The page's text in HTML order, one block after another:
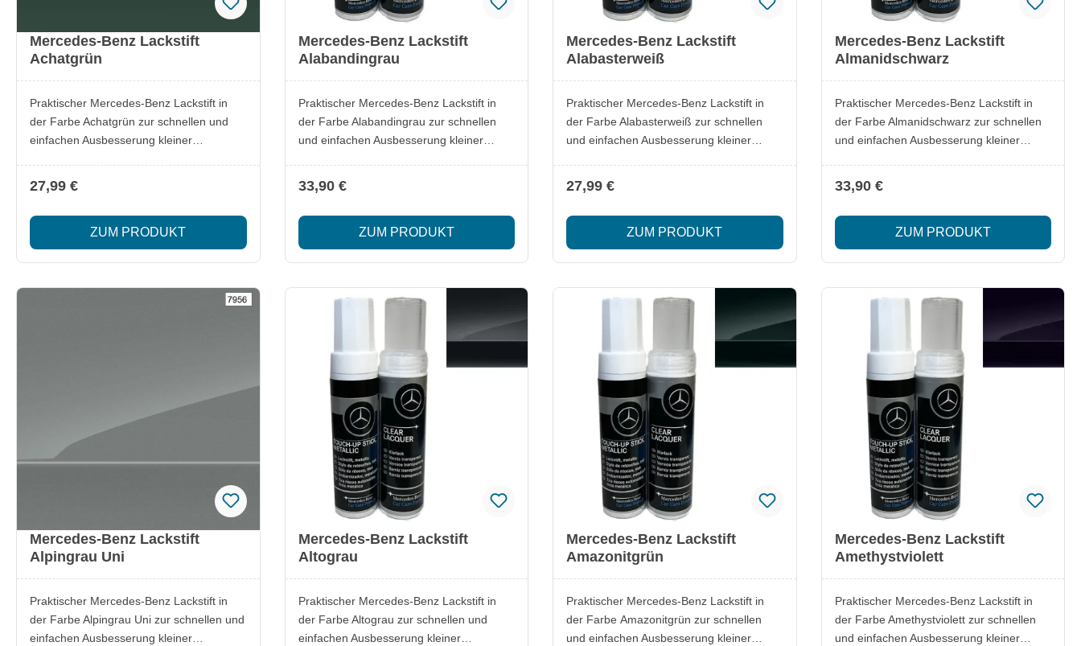
Mercedes-Benz Lackstift
Achatgrün
Praktischer Mercedes-Benz Lackstift in
der Farbe Achatgrün zur schnellen und
einfachen Ausbesserung kleiner
und den Originalfarbton zu erhalten.
Lieferumfang: 1x Mercedes-Benz Lackstift
Mercedes-Benz Qualität Passgenauer
Einfache Anwendung für schnelle
27,99 €
ZUM PRODUKT
Mercedes-Benz Lackstift
Alabandingrau
Praktischer Mercedes-Benz Lackstift in
der Farbe Alabandingrau zur schnellen
und einfachen Ausbesserung kleiner
und den Originalfarbton zu erhalten.
Lieferumfang: 1x Mercedes-Benz Lackstift
Alabandingrau Besonderheiten: Original
Mercedes-Benz Qualität Passgenauer
Einfache Anwendung für schnelle
33,90 €
ZUM PRODUKT
Mercedes-Benz Lackstift
Alabasterweiß
Praktischer Mercedes-Benz Lackstift in
der Farbe Alabasterweiß zur schnellen
und einfachen Ausbesserung kleiner
und den Originalfarbton zu erhalten.
Lieferumfang: 1x Mercedes-Benz Lackstift
Alabasterweiß Besonderheiten: Original
Mercedes-Benz Qualität Passgenauer
Einfache Anwendung für schnelle
Sicherheitsinformationen Lackstift im
beiliegenden Datenblatt.
27,99 €
ZUM PRODUKT
Mercedes-Benz Lackstift
Almanidschwarz
Praktischer Mercedes-Benz Lackstift in
der Farbe Almanidschwarz zur schnellen
und einfachen Ausbesserung kleiner
und den Originalfarbton zu erhalten.
Lieferumfang: 1x Mercedes-Benz Lackstift
Almanidschwarz Besonderheiten: Original
Mercedes-Benz Qualität Passgenauer
Einfache Anwendung für schnelle
33,90 €
ZUM PRODUKT
Mercedes-Benz Lackstift
Alpingrau Uni
Praktischer Mercedes-Benz Lackstift in
der Farbe Alpingrau Uni zur schnellen und
einfachen Ausbesserung kleiner
Mercedes-Benz Lackstift
Altograu
Praktischer Mercedes-Benz Lackstift in
der Farbe Altograu zur schnellen und
einfachen Ausbesserung kleiner
Mercedes-Benz Lackstift
Amazonitgrün
Praktischer Mercedes-Benz Lackstift in
der Farbe Amazonitgrün zur schnellen
und einfachen Ausbesserung kleiner
Mercedes-Benz Lackstift
Amethystviolett
Praktischer Mercedes-Benz Lackstift in
der Farbe Amethystviolett zur schnellen
und einfachen Ausbesserung kleiner